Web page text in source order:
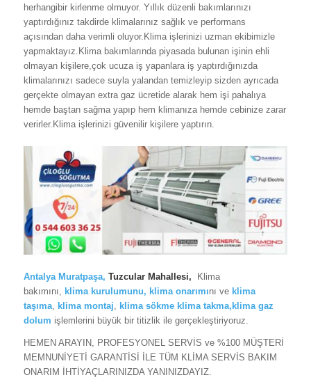
herhangibir kirlenme olmuyor. Yıllık düzenli bakımlarınızı
yaptırdığınız takdirde klimalarınız sağlık ve performans
açısından daha verimli oluyor.Klima işlerinizi uzman ekibimizle
yapmaktayız.Klima bakımlarında piyasada bulunan işinin ehli
olmayan kişilere,çok ucuza iş yapanlara iş yaptırdığınızda
klimalarınızı sadece suyla yalandan temizleyip sizden ayrıcada
gerçekte olmayan extra gaz ücretide alarak hem işi pahalıya
hemde baştan sağma yapıp hem klimanıza hemde cebinize zarar
verirler.Klima işlerinizi güvenilir kişilere yaptırın.
Antalya Muratpaşa, Tuzcular Mahallesi,
Klima
bakımını,
klima kurulumunu, klima onarımını ve klima
taşıma, klima montaj klima sökme klima takma,klima gaz
dolum işlemlerini büyük bir titizlik ile gerçekleştiriyoruz.
HEMEN ARAYIN, PROFESYONEL SERVİS ve %100 MÜŞTERİ
MEMNUNİYETİ GARANTİSİ İLE TÜM KLİMA SERVİS BAKIM
ONARIM İHTİYAÇLARINIZDA YANINIZDAYIZ.